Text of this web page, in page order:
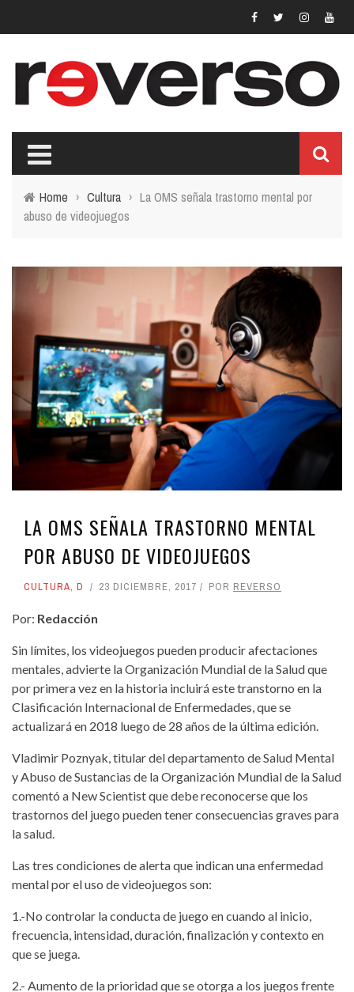
Home › Cultura › La OMS señala trastorno mental por
abuso de videojuegos
LA OMS SEÑALA TRASTORNO MENTAL
POR ABUSO DE VIDEOJUEGOS
CULTURA, D 23 DICIEMBRE, 2017 POR REVERSO
Por: Redacción
Sin límites, los videojuegos pueden producir afectaciones
mentales, advierte la Organización Mundial de la Salud que
por primera vez en la historia incluirá este transtorno en la
Clasificación Internacional de Enfermedades, que se
actualizará en 2018 luego de 28 años de la última edición.
Vladimir Poznyak, titular del departamento de Salud Mental
y Abuso de Sustancias de la Organización Mundial de la Salud
comentó a New Scientist que debe reconocerse que los
trastornos del juego pueden tener consecuencias graves para
la salud.
Las tres condiciones de alerta que indican una enfermedad
mental por el uso de videojuegos son:
1.-No controlar la conducta de juego en cuando al inicio,
frecuencia, intensidad, duración, finalización y contexto en
que se juega.
2.- Aumento de la prioridad que se otorga a los juegos frente